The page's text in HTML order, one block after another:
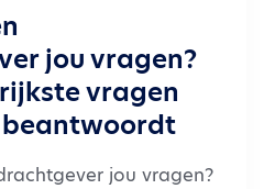
jou vragen?
vragen
beantwoordt
jou vragen?